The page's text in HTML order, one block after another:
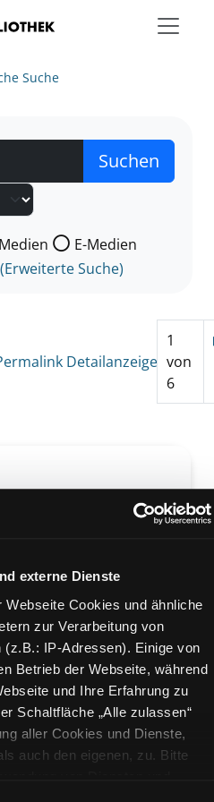
externe Dienste
Cookies und ähnliche
zur Verarbeitung von
(z.B.: IP-Adressen). Einige von
Betrieb der Webseite, während
und Ihre Erfahrung zu
Schaltfläche „Alle zulassen“
aller Cookies und Dienste,
auch den eigenen, zu. Bitte
Suche
nach der Sie suchen wollen.
E-Medien
Suche)
Detailanzeige
1
von
6
Ableiten
ausblenden